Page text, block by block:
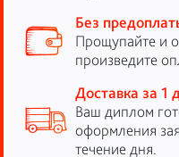
Без
Прощупайте и
произведите
Доставка за 1
Ваш диплом
оформления
течение дня.